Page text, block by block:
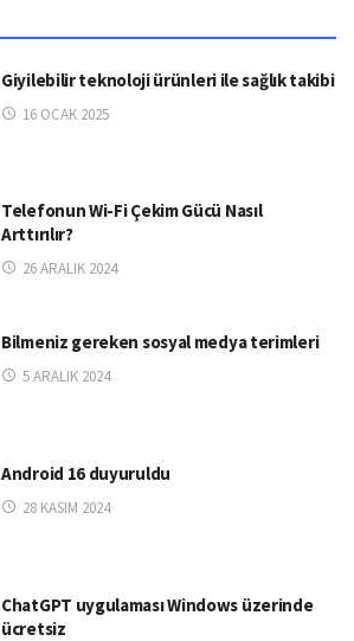
Giyilebilir teknoloji ürünleri ile sağlık takibi
16 OCAK 2025
Telefonun Wi-Fi Çekim Gücü Nasıl
Arttırılır?
26 ARALIK 2024
Bilmeniz gereken sosyal medya terimleri
5 ARALIK 2024
Android 16 duyuruldu
28 KASIM 2024
ChatGPT uygulaması Windows üzerinde
ücretsiz